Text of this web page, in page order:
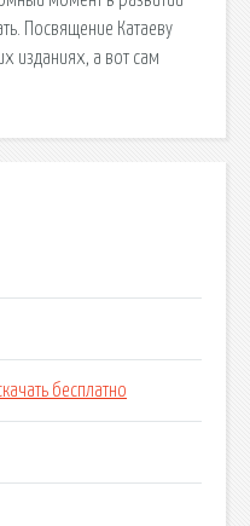
Посвящение Катаеву
изданиях, а вот сам
бесплатно